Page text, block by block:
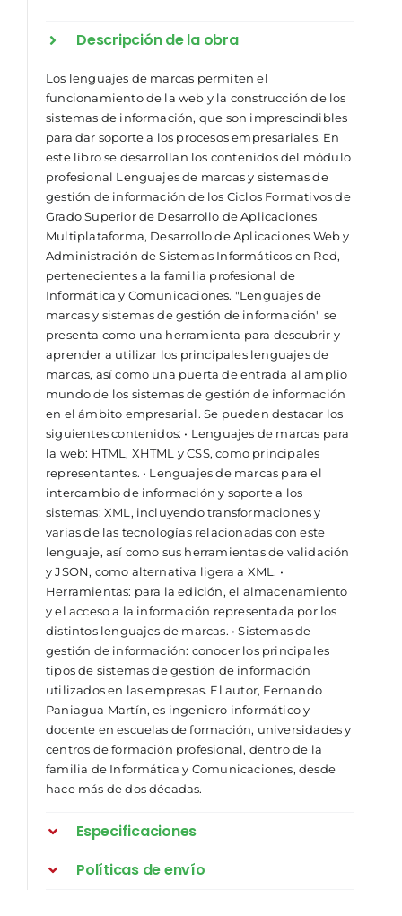
Descripción de la obra
Los lenguajes de marcas permiten el
funcionamiento de la web y la construcción de los
sistemas de información, que son imprescindibles
para dar soporte a los procesos empresariales. En
este libro se desarrollan los contenidos del módulo
profesional Lenguajes de marcas y sistemas de
gestión de información de los Ciclos Formativos de
Grado Superior de Desarrollo de Aplicaciones
Multiplataforma, Desarrollo de Aplicaciones Web y
Administración de Sistemas Informáticos en Red,
pertenecientes a la familia profesional de
Informática y Comunicaciones. "Lenguajes de
marcas y sistemas de gestión de información" se
presenta como una herramienta para descubrir y
aprender a utilizar los principales lenguajes de
marcas, así como una puerta de entrada al amplio
mundo de los sistemas de gestión de información
en el ámbito empresarial. Se pueden destacar los
siguientes contenidos: • Lenguajes de marcas para
la web: HTML, XHTML y CSS, como principales
representantes. • Lenguajes de marcas para el
intercambio de información y soporte a los
sistemas: XML, incluyendo transformaciones y
varias de las tecnologías relacionadas con este
lenguaje, así como sus herramientas de validación
y JSON, como alternativa ligera a XML. •
Herramientas: para la edición, el almacenamiento
y el acceso a la información representada por los
distintos lenguajes de marcas. • Sistemas de
gestión de información: conocer los principales
tipos de sistemas de gestión de información
utilizados en las empresas. El autor, Fernando
Paniagua Martín, es ingeniero informático y
docente en escuelas de formación, universidades y
centros de formación profesional, dentro de la
familia de Informática y Comunicaciones, desde
hace más de dos décadas.
Especificaciones
Políticas de envío